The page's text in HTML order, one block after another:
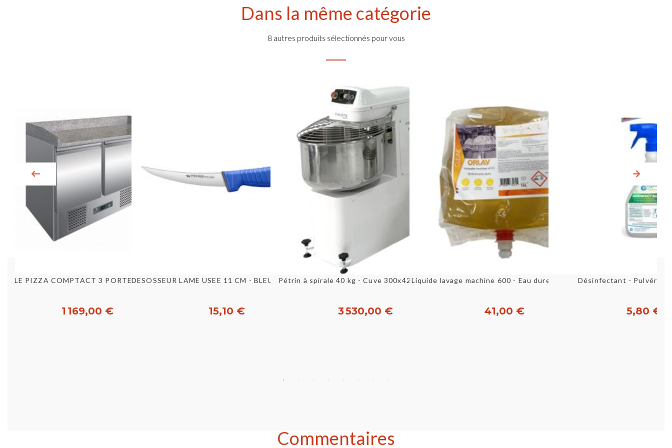
Dans la même catégorie
8 autres produits sélectionnés pour vous
Aperçu rapide MEUBLE PIZZA COMPTACT 3 PORTES GRANIT [E17194]
1 169,00 €
Aperçu rapide DESOSSEUR LAME USEE 11 CM - BLEU LA PIECE [B43025]
15,10 €
Aperçu rapide
Pétrin à spirale 40 kg - Cuve 300x425 mm - M30
3 530,00 €
Aperçu rapide
Liquide lavage machine 600 - Eau dure - Poche 10 L
41,00 €
Aperçu rapide
Désinfectant -
5,80 €
Commentaires